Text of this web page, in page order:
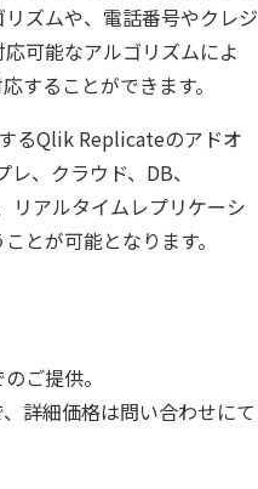
フリーテキストマスキ
メタデータ管理
レプリケーション
仮想環境（VMware）
個人情報保護
ズムや、電話番号やクレジ
可能なアルゴリズムによ
することができます。
るQlik Replicateのアドオ
、クラウド、DB、
リアルタイムレプリケーシ
とが可能となります。
ご提供。
詳細価格は問い合わせにて